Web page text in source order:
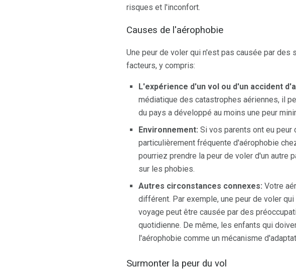
risques et l'inconfort.
Causes de l'aérophobie
Une peur de voler qui n'est pas causée par
facteurs, y compris:
L'expérience d'un vol ou d'un accident
médiatique des catastrophes aériennes, il
du pays a développé au moins une peur
Environnement: Si vos parents ont eu peur
particulièrement fréquente d'aérophobie
pourriez prendre la peur de voler d'un autre
sur les phobies.
Autres circonstances connexes: Votre
différent. Par exemple, une peur de voler
voyage peut être causée par des
quotidienne. De même, les enfants qui
l'aérophobie comme un mécanisme
Surmonter la peur du vol